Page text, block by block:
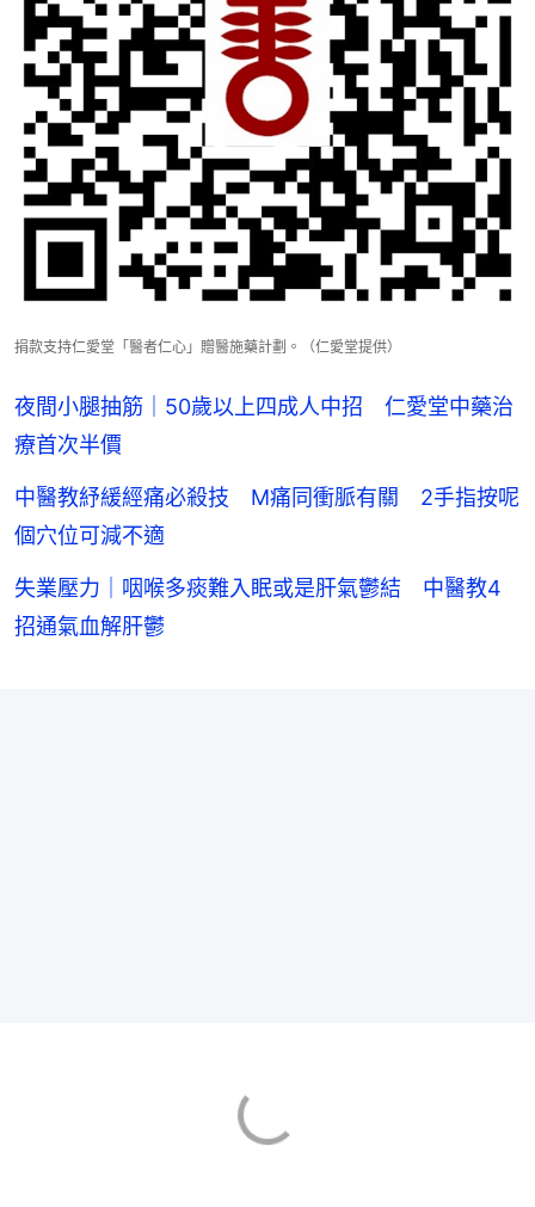
捐款支持仁愛堂「醫者仁心」贈醫施藥計劃。（仁愛堂提供）
夜間小腿抽筋｜50歲以上四成人中招 仁愛堂中藥治
療首次半價
中醫教紓緩經痛必殺技 M痛同衝脈有關 2手指按呢
個穴位可減不適
失業壓力｜咽喉多痰難入眠或是肝氣鬱結 中醫教4
招通氣血解肝鬱